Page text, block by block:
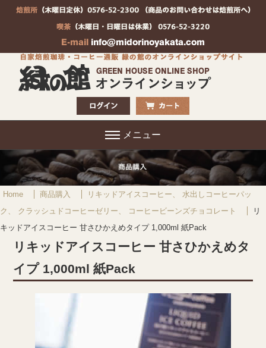
メニュー
Home 商品購入
リキッドアイスコーヒー、 水出しコーヒーパッ
ク、 クラッシュドコーヒーゼリー、 コーヒービーンズチョコレート
リ
キッドアイスコーヒー 甘さひかえめタイプ 1,000ml 紙Pack
リキッドアイスコーヒー 甘さひかえめタ
イプ 1,000ml 紙Pack